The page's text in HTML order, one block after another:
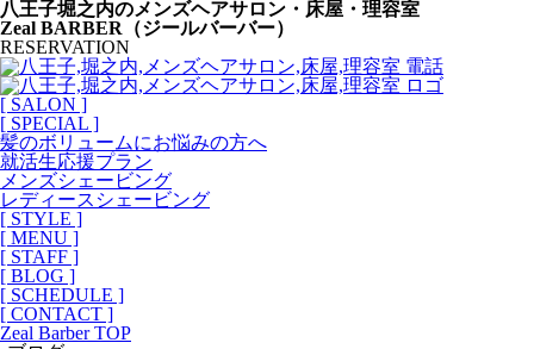
八王子堀之内のメンズヘアサロン・床屋・理容室
Zeal BARBER（ジールバーバー）
RESERVATION
[ SALON ]
[ SPECIAL ]
髪のボリュームにお悩みの方へ
就活生応援プラン
メンズシェービング
レディースシェービング
[ STYLE ]
[ MENU ]
[ STAFF ]
[ BLOG ]
[ SCHEDULE ]
[ CONTACT ]
Zeal Barber TOP